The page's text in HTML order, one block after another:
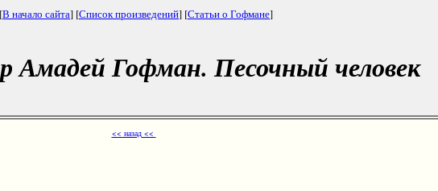
[В начало сайта] [Список произведений] [Статьи о Гофмане]
Амадей Гофман. Песочный человек
<< назад <<